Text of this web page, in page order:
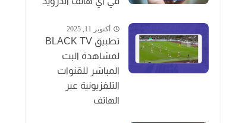
أكتوبر 11, 2025
تطبيق BLACK TV
لمشاهدة البث
المباشر للقنوات
التلفزيونية عبر
الهاتف